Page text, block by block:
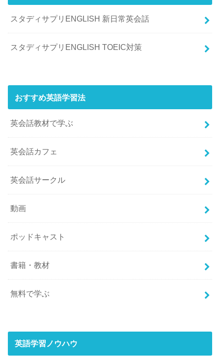
スタディサプリENGLISH 新日常英会話
スタディサプリENGLISH TOEIC対策
おすすめ英語学習法
英会話教材で学ぶ
英会話カフェ
英会話サークル
動画
ポッドキャスト
書籍・教材
無料で学ぶ
英語学習ノウハウ